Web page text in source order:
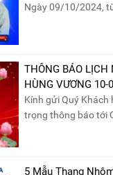
Ngày 09/10/2024,
phần quà siêu hấp
những sản phẩm
mức giá không thể
Mega Live, bạn sẽ
THÔNG BÁO LỊCH
HÙNG VƯƠNG 10-
Kính gửi Quý
trọng thông báo tới
07/04/2025, nhằm
5 Mẫu Thang